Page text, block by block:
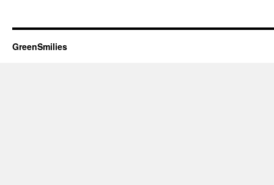
GreenSmilies